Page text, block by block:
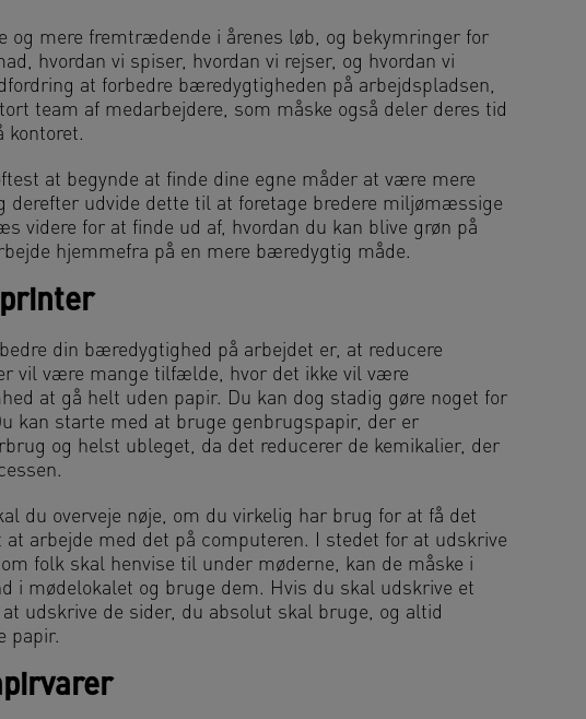
og mere fremtrædende i årenes løb, og bekymringer for
hvordan vi spiser, hvordan vi rejser, og hvordan vi
at forbedre bæredygtigheden på arbejdspladsen,
team af medarbejdere, som måske også deler deres tid
kontoret.
at begynde at finde dine egne måder at være mere
derefter udvide dette til at foretage bredere miljømæssige
videre for at finde ud af, hvordan du kan blive grøn på
hjemmefra på en mere bæredygtig måde.
din bæredygtighed på arbejdet er, at reducere
vil være mange tilfælde, hvor det ikke vil være
at gå helt uden papir. Du kan dog stadig gøre noget for
kan starte med at bruge genbrugspapir, der er
og helst ubleget, da det reducerer de kemikalier, der
du overveje nøje, om du virkelig har brug for at få det
arbejde med det på computeren. I stedet for at udskrive
folk skal henvise til under møderne, kan de måske i
i mødelokalet og bruge dem. Hvis du skal udskrive et
udskrive de sider, du absolut skal bruge, og altid
papir.